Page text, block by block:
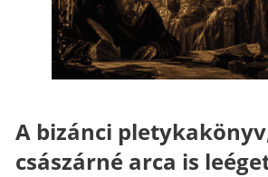
A bizánci
császárné arca is